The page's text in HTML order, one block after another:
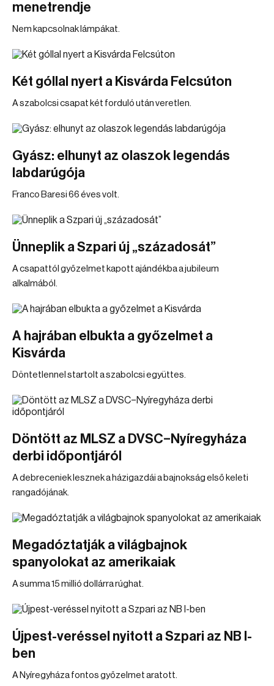
menetrendje
Nem kapcsolnak lámpákat.
Két góllal nyert a Kisvárda Felcsúton
A szabolcsi csapat két forduló után veretlen.
Gyász: elhunyt az olaszok legendás
labdarúgója
Franco Baresi 66 éves volt.
Ünneplik a Szpari új „századosát”
A csapattól győzelmet kapott ajándékba a jubileum
alkalmából.
A hajrában elbukta a győzelmet a
Kisvárda
Döntetlennel startolt a szabolcsi együttes.
Döntött az MLSZ a DVSC–Nyíregyháza
derbi időpontjáról
A debreceniek lesznek a házigazdái a bajnokság első keleti
rangadójának.
Megadóztatják a világbajnok
spanyolokat az amerikaiak
A summa 15 millió dollárra rúghat.
Újpest-veréssel nyitott a Szpari az NB I-
ben
A Nyíregyháza fontos győzelmet aratott.